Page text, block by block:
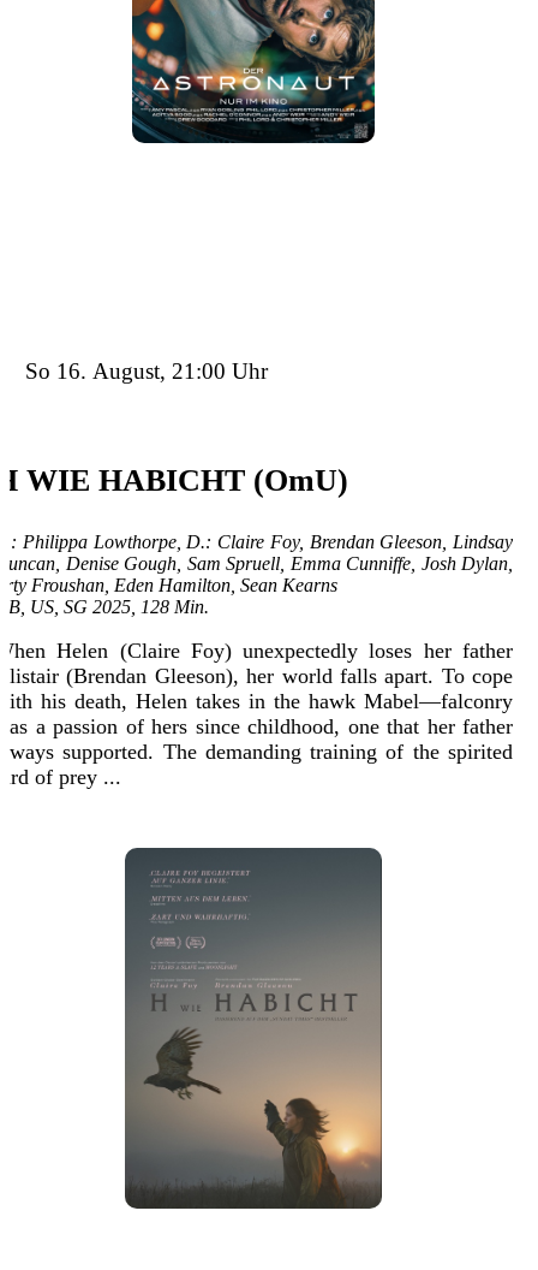
So 16. August, 21:00 Uhr
WIE HABICHT (OmU)
Philippa Lowthorpe, D.: Claire Foy, Brendan Gleeson, Lindsay
Denise Gough, Sam Spruell, Emma Cunniffe, Josh Dylan,
Froushan, Eden Hamilton, Sean Kearns
US, SG 2025, 128 Min.
Helen (Claire Foy) unexpectedly loses her father
(Brendan Gleeson), her world falls apart. To cope
his death, Helen takes in the hawk Mabel—falconry
a passion of hers since childhood, one that her father
supported. The demanding training of the spirited
of prey ...